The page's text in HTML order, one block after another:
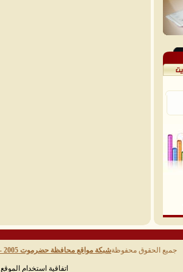
جميع الحقوق محفوظةشبكة مواقع محافظة حضرموت 2005 - 2026
اتفاقية استخدام الموقع